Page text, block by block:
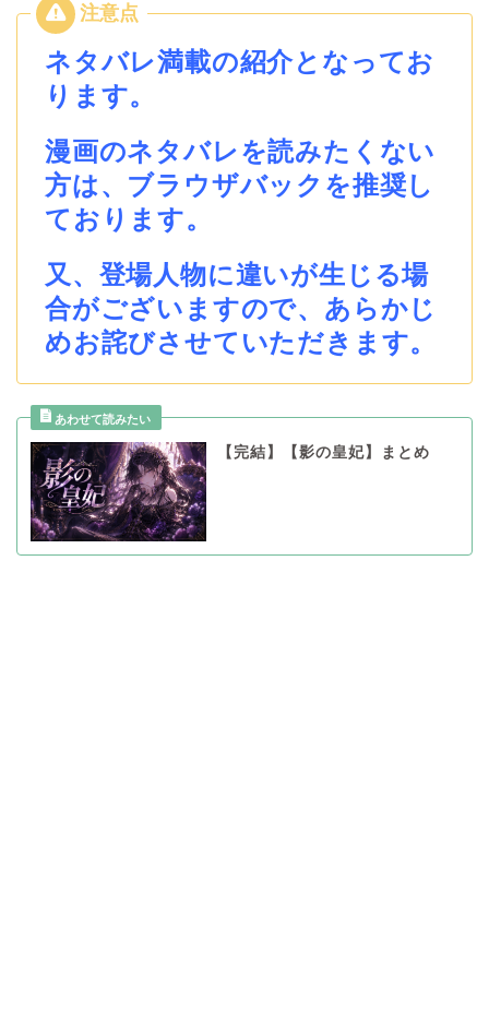
ネタバレ満載の紹介となってお
ります。
漫画のネタバレを読みたくない
方は、ブラウザバックを推奨し
ております。
又、登場人物に違いが生じる場
合がございますので、あらかじ
めお詫びさせていただきます。
【完結】【影の皇妃】まとめ